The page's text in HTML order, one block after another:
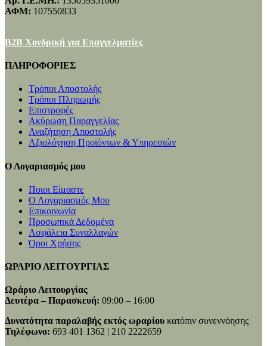
ΑΦΜ: 107550833
B2B Χονδρική για Επαγγελματίες
ΠΛΗΡΟΦΟΡΙΕΣ
Τρόποι Αποστολής
Τρόποι Πληρωμής
Επιστροφές
Ακύρωση Παραγγελίας
Αναζήτηση Αποστολής
Αξιολόγηση Προϊόντων & Υπηρεσιών
Ο Λογαριασμός μου
Ποιοι Είμαστε
Ο Λογαριασμός Μου
Επικοινωνία
Προσωπικά Δεδομένα
Ασφάλεια Συναλλαγών
Όροι Χρήσης
ΩΡΑΡΙΟ ΛΕΙΤΟΥΡΓΙΑΣ
Ωράριο Λειτουργίας
Δευτέρα – Παρασκευή: 09:00 – 16:00
Δυνατότητα παραλαβής εκτός ωραρίου κατόπιν συνεννόησης
Τηλέφωνο: 693 401 1362 | 210 2222659